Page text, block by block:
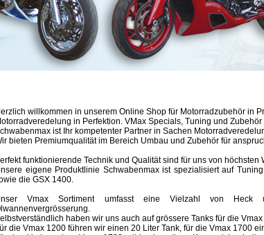
willkommen in unserem Online Shop für Motorradzubehör in
in Perfektion. VMax Specials, Tuning und Zubehör
ist Ihr kompetenter Partner in Sachen
bieten Premiumqualität im Bereich Umbau und Zubehör für
funktionierende Technik und Qualität sind für uns von höchsten
eigene Produktlinie Schwabenmax ist spezialisiert auf
die GSX 1400.
Vmax Sortiment umfasst eine Vielzahl von Heck
haben wir uns auch auf grössere Tanks für die
die Vmax 1200 führen wir einen 20 Liter Tank, für die Vmax 1700